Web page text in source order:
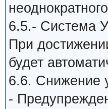
6.5.- Система
При
будет
6.6. Снижение
-